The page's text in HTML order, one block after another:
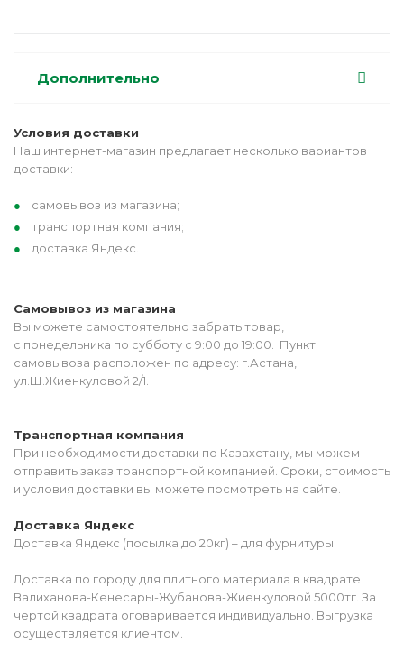
Дополнительно
Условия доставки
Наш интернет-магазин предлагает несколько вариантов
доставки:
самовывоз из магазина;
транспортная компания;
доставка Яндекс.
Самовывоз из магазина
Вы можете самостоятельно забрать товар,
с понедельника по субботу с 9:00 до 19:00. Пункт
самовывоза расположен по адресу: г.Астана,
ул.Ш.Жиенкуловой 2/1.
Транспортная компания
При необходимости доставки по Казахстану, мы можем
отправить заказ транспортной компанией. Сроки, стоимость
и условия доставки вы можете посмотреть на сайте.
Доставка Яндекс
Доставка Яндекс (посылка до 20кг) – для фурнитуры.
Доставка по городу для плитного материала в квадрате
Валиханова-Кенесары-Жубанова-Жиенкуловой 5000тг. За
чертой квадрата оговаривается индивидуально. Выгрузка
осуществляется клиентом.